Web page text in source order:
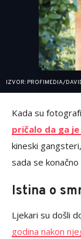
IZVOR: PROFIMEDIA/
Kada su
pričalo da ga
kineski
sada se
Istina o
Ljekari su došli
godina nakon